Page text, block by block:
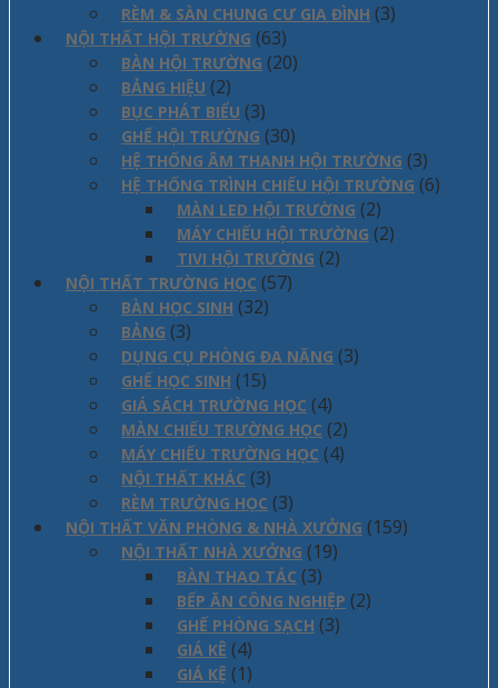
RÈM & SÀN CHUNG CƯ GIA ĐÌNH (3)
NỘI THẤT HỘI TRƯỜNG (63)
BÀN HỘI TRƯỜNG (20)
BẢNG HIỆU (2)
BỤC PHÁT BIỂU (3)
GHẾ HỘI TRƯỜNG (30)
HỆ THỐNG ÂM THANH HỘI TRƯỜNG (3)
HỆ THỐNG TRÌNH CHIẾU HỘI TRƯỜNG (6)
MÀN LED HỘI TRƯỜNG (2)
MÁY CHIẾU HỘI TRƯỜNG (2)
TIVI HỘI TRƯỜNG (2)
NỘI THẤT TRƯỜNG HỌC (57)
BÀN HỌC SINH (32)
BẢNG (3)
DỤNG CỤ PHÒNG ĐA NĂNG (3)
GHẾ HỌC SINH (15)
GIÁ SÁCH TRƯỜNG HỌC (4)
MÀN CHIẾU TRƯỜNG HỌC (2)
MÁY CHIẾU TRƯỜNG HỌC (4)
NỘI THẤT KHÁC (3)
RÈM TRƯỜNG HỌC (3)
NỘI THẤT VĂN PHÒNG & NHÀ XƯỞNG (159)
NỘI THẤT NHÀ XƯỞNG (19)
BÀN THAO TÁC (3)
BẾP ĂN CÔNG NGHIỆP (2)
GHẾ PHÒNG SẠCH (3)
GIÁ KÊ (4)
GIÁ KỆ (1)